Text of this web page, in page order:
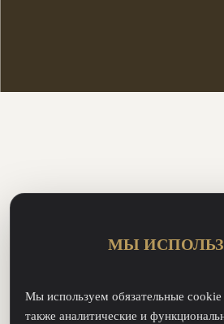
МЫ
Мы используем обязательные
также аналитические и